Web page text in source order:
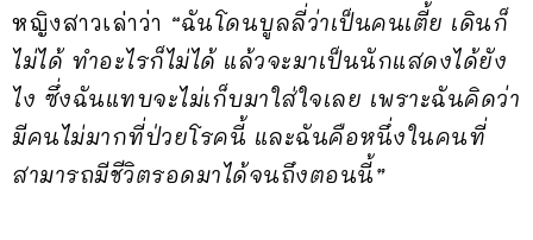
หญิงสาวเล่าว่า “ฉันโดนบูลลี่ว่าเป็นคนเตี้ย เดินก็
ไม่ได้ ทำอะไรก็ไม่ได้ แล้วจะมาเป็นนักแสดงได้ยัง
ไง ซึ่งฉันแทบจะไม่เก็บมาใส่ใจเลย เพราะฉันคิดว่า
มีคนไม่มากที่ป่วยโรคนี้ และฉันคือหนึ่งในคนที่
สามารถมีชีวิตรอดมาได้จนถึงตอนนี้”